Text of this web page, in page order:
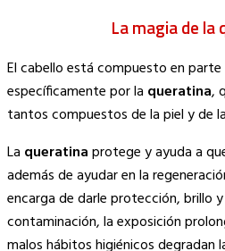
La magia de la
El cabello está compuesto en
específicamente por la queratina,
tantos compuestos de la piel y de
La queratinaprotege y ayuda a
además de ayudar en la
encarga de darle protección, brillo
contaminación, la exposición
malos hábitos higiénicos degradan